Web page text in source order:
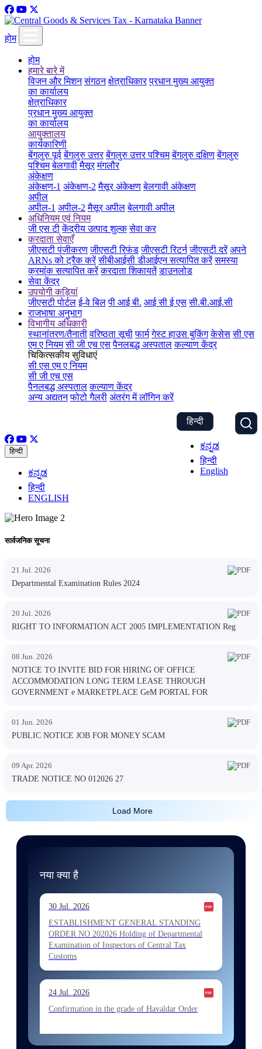
होम
होम
हमारे बारे में
विजन और मिशन संगठन क्षेत्राधिकार प्रधान मुख्य आयुक्त
का कार्यालय
क्षेत्राधिकार
प्रधान मुख्य आयुक्त
का कार्यालय
आयुक्तालय
कार्यकारिणी
बेंगलुरु पूर्व बेंगलुरु उत्तर बेंगलुरु उत्तर पश्चिम बेंगलुरु दक्षिण बेंगलुरु
पश्चिम बेलगावी मैसूर मंगलौर
अंकेक्षण
अंकेक्षण-1 अंकेक्षण-2 मैसूर अंकेक्षण बेलगावी अंकेक्षण
अपील
अपील-1 अपील-2 मैसूर अपील बेलगावी अपील
अधिनियम एवं नियम
जी एस टी केंद्रीय उत्पाद शुल्क सेवा कर
करदाता सेवाएँ
जीएसटी पंजीकरण जीएसटी रिफंड जीएसटी रिटर्न जीएसटी दरें अपने
ARNs को ट्रैक करें सीबीआईसी डीआईएन सत्यापित करें समस्या
क्रमांक सत्यापित करें करदाता शिकायतें डाउनलोड
सेवा केंद्र
उपयोगी कड़ियां
जीएसटी पोर्टल ई-वे बिल पी आई बी. आई सी ई एस सी.बी.आई.सी
राजभाषा अनुभाग
विभागीय अधिकारी
स्थानांतरण/तैनाती वरिष्ठता सूची फार्म गेस्ट हाउस बुकिंग केसेस सी एस
एम ए नियम सी जी एच एस पैनलबद्ध अस्पताल कल्याण केंद्र
चिकित्सकीय सुविधाएं
सी एस एम ए नियम
सी जी एच एस
पैनलबद्ध अस्पताल कल्याण केंद्र
अन्य अद्यतन फोटो गैलरी अंतरंग में लॉगिन करें
हिन्दी
ಕನ್ನಡ
हिन्दी
English
हिन्दी
ಕನ್ನಡ
हिन्दी
ENGLISH
सार्वजनिक सूचना
21 Jul. 2026
Departmental Examination Rules 2024
20 Jul. 2026
RIGHT TO INFORMATION ACT 2005 IMPLEMENTATION Reg
08 Jun. 2026
NOTICE TO INVITE BID FOR HIRING OF OFFICE
ACCOMMODATION LONG TERM LEASE THROUGH
GOVERNMENT e MARKETPLACE GeM PORTAL FOR
01 Jun. 2026
PUBLIC NOTICE JOB FOR MONEY SCAM
09 Apr. 2026
TRADE NOTICE NO 012026 27
Load More
नया क्या है
30 Jul. 2026
ESTABLISHMENT GENERAL STANDING
ORDER NO 202026 Holding of Departmental
Examination of Inspectors of Central Tax
Customs
24 Jul. 2026
Confirmation in the grade of Havaldar Order